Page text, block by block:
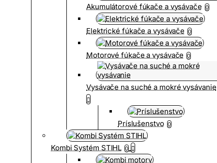
Akumulátorové fúkače a vysávače 0
Elektrické fúkače a vysávače 0
Motorové fúkače a vysávače 0
Vysávače na suché a mokré vysávanie
Príslušenstvo 0
Kombi Systém STIHL 0